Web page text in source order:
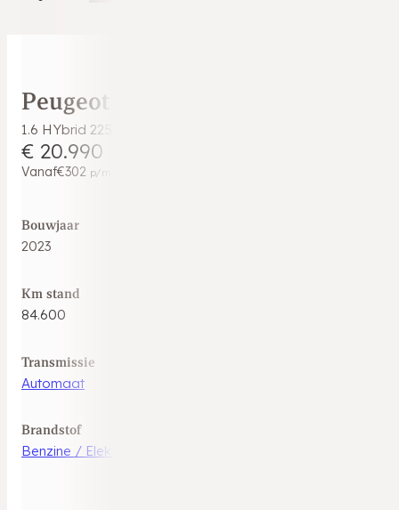
Peugeot 3008
1.6 HYbrid 225 Allure Pack Business SOH 99%|10/2023|1e
€ 20.990
Vanaf€302 p/m
Bouwjaar
2023
Km stand
84.600
Transmissie
Automaat
Brandstof
Benzine / Elektrisch